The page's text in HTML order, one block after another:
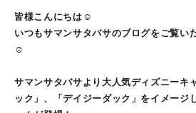
皆様こんにちは☺︎
いつもサマンサタバサのブログをご覧い
☺︎
サマンサタバサより大人気ディズニーキ
ック」、「デイジーダック」をイメージ